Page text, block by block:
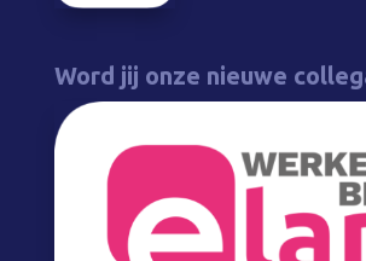
Word jij onze nieuwe